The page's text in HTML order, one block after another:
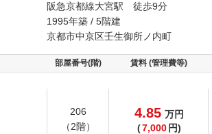
阪急京都線大宮駅 徒歩9分
1995年築 / 5階建
京都市中京区壬生御所ノ内町
部屋番号(階) 賃料 (管理費等)
206
（2階）
4.85 万円
(7,000 円)